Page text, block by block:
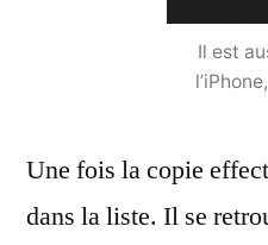
Il est
Une fois la copie
dans la liste. Il se